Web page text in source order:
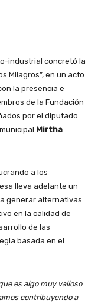
industrial concretó la
Milagros”, en un acto
la presencia e
de la Fundación
por el diputado
Mirtha
a los
lleva adelante un
generar alternativas
en la calidad de
de las
basada en el
es algo muy valioso
contribuyendo a